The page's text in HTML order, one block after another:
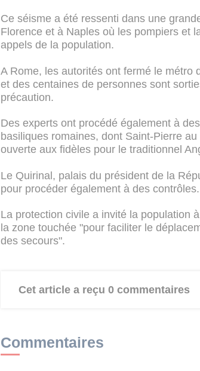
Ce séisme a été ressenti dans une
Florence et à Naples où les pompiers et
appels de la population.
A Rome, les autorités ont fermé le métro
et des centaines de personnes sont
précaution.
Des experts ont procédé également à
basiliques romaines, dont Saint-Pierre
ouverte aux fidèles pour le traditionnel
Le Quirinal, palais du président de la
pour procéder également à des contrôles.
La protection civile a invité la population
la zone touchée "pour faciliter le
des secours".
Cet article a reçu 0 commentaires
Commentaires